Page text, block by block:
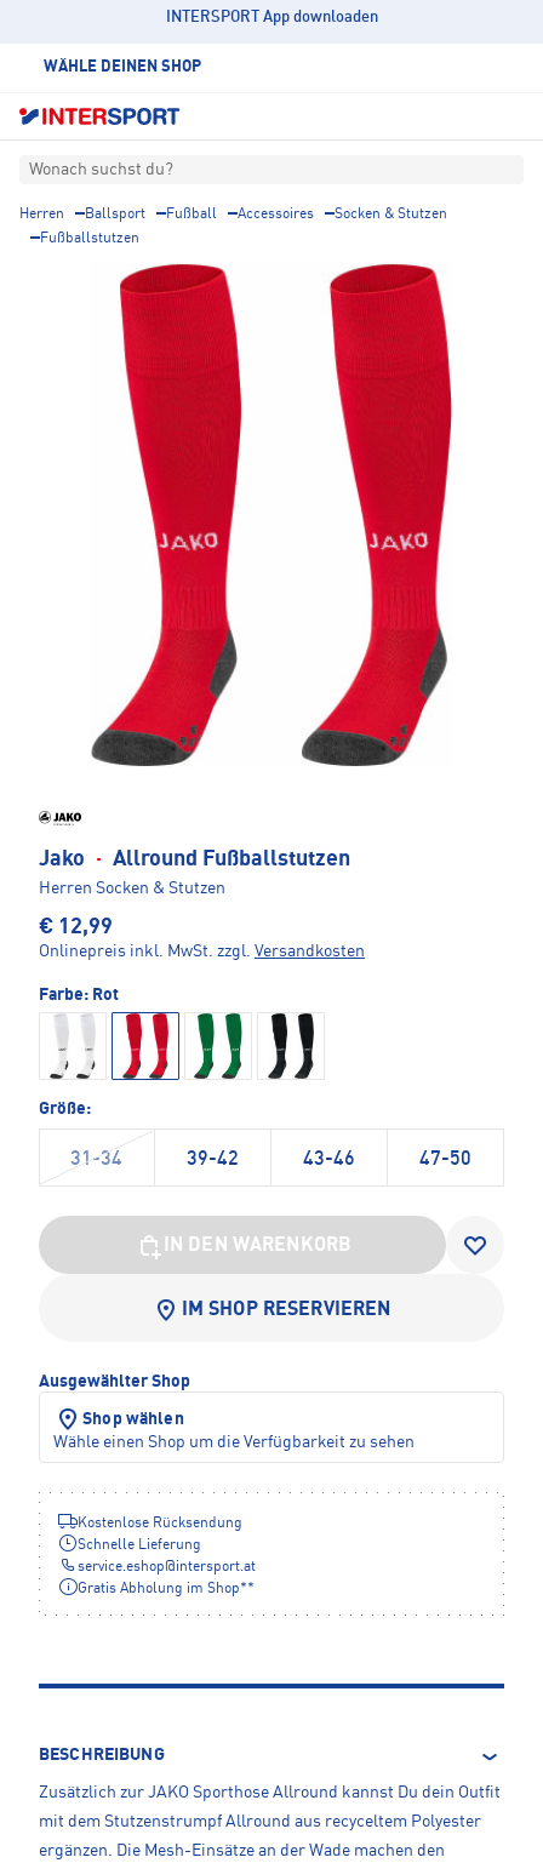
INTERSPORT App downloaden
WÄHLE DEINEN SHOP
Wonach suchst du?
Herren Ballsport Fußball Accessoires
Socken & Stutzen
Fußballstutzen
Jako · Allround Fußballstutzen
Herren Socken & Stutzen
€ 12,99
Onlinepreis inkl. MwSt. zzgl. Versandkosten
Farbe: Rot
Größe:
31-34 39-42 43-46 47-50
IN DEN WARENKORB
IM SHOP RESERVIEREN
Ausgewählter Shop
Shop wählen
Wähle einen Shop um die Verfügbarkeit zu sehen
Kostenlose Rücksendung
Schnelle Lieferung
service.eshop@intersport.at
Gratis Abholung im Shop**
BESCHREIBUNG
Zusätzlich zur JAKO Sporthose Allround kannst Du dein Outfit
mit dem Stutzenstrumpf Allround aus recyceltem Polyester
ergänzen. Die Mesh-Einsätze an der Wade machen den